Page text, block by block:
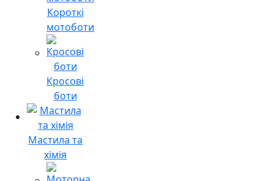
Короткі
мотоботи
Кросові
боти
Мастила та
хімія